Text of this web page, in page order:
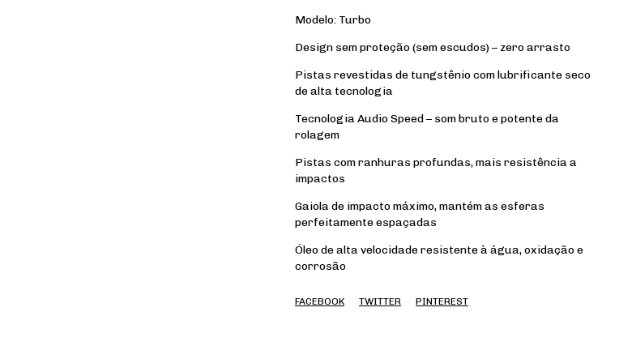
Modelo: Turbo
Design sem proteção (sem escudos) – zero arrasto
Pistas revestidas de tungstênio com lubrificante seco
de alta tecnologia
Tecnologia Audio Speed – som bruto e potente da
rolagem
Pistas com ranhuras profundas, mais resistência a
impactos
Gaiola de impacto máximo, mantém as esferas
perfeitamente espaçadas
Óleo de alta velocidade resistente à água, oxidação e
corrosão
FACEBOOK TWITTER PINTEREST